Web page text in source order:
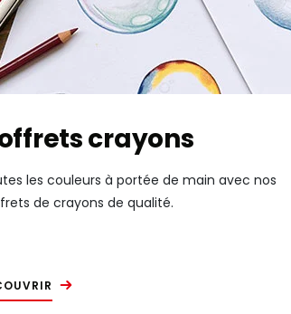
crayons
les couleurs à portée de main avec nos
de crayons de qualité.